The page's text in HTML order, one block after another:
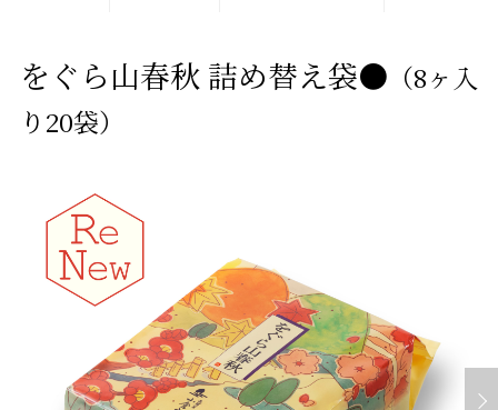
をぐら山春秋 詰め替え袋● （8ヶ入
り20袋）